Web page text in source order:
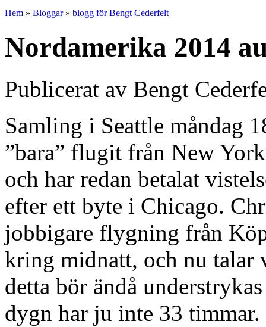
Hem » Bloggar» blogg för Bengt Cederfelt
Nordamerika 2014
Publicerat av Bengt
Samling i Seattle måndag
”bara” flugit från New
och har redan betalat
efter ett byte i Chicago.
jobbigare flygning från
kring midnatt, och nu
detta bör ändå
dygn har ju inte 33 timmar.